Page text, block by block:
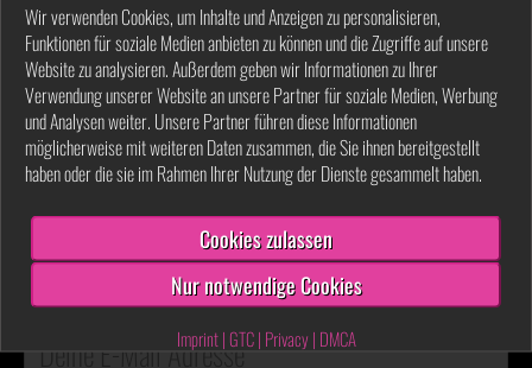
Wir verwenden Cookies, um Inhalte und Anzeigen zu personalisieren,
Funktionen für soziale Medien anbieten zu können und die Zugriffe auf unsere
Website zu analysieren. Außerdem geben wir Informationen zu Ihrer
Verwendung unserer Website an unsere Partner für soziale Medien, Werbung
und Analysen weiter. Unsere Partner führen diese Informationen
möglicherweise mit weiteren Daten zusammen, die Sie ihnen bereitgestellt
haben oder die sie im Rahmen Ihrer Nutzung der Dienste gesammelt haben.
Cookies zulassen
Nur notwendige Cookies
Imprint| GTC| Privacy| DMCA
Chatte mit mir oder besuche mich in der Livecam!
Ich garantiere dir: die Anmeldung ist100% kostenlos-kein Abound
keine versteckten Kosten!